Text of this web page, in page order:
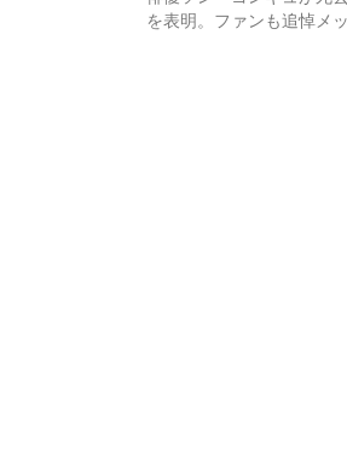
を表明。ファンも追悼メ